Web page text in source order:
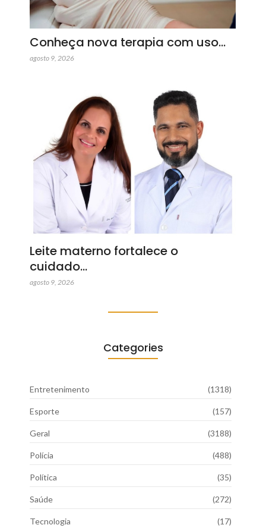
Conheça nova terapia com uso…
agosto 9, 2026
Leite materno fortalece o
cuidado…
agosto 9, 2026
Categories
Entretenimento (1318)
Esporte (157)
Geral (3188)
Polícia (488)
Política (35)
Saúde (272)
Tecnologia (17)